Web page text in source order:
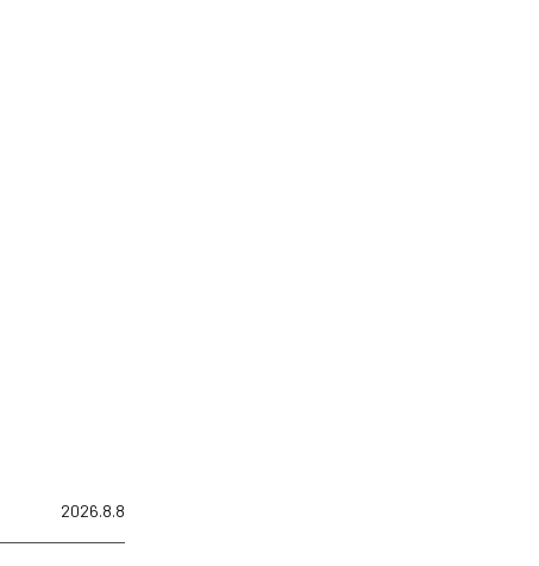
2026.8.8